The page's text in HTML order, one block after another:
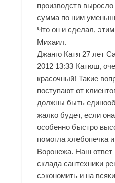
производств
сумма по ним
Что он и сделал,
Михаил.
Джанго Катя 27 лет
2012 13:33 Катюш,
красочный! Такие
поступают от
должны быть
жалко будет, если
особенно быстро
помогла хлебопечка
Воронежа. Наш ответ
склада сантехники
сэкономить и на